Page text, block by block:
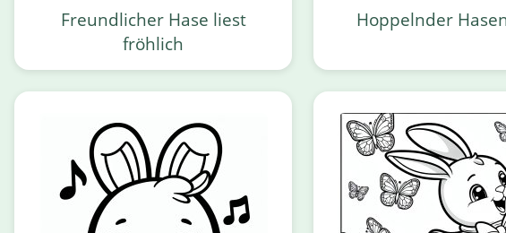
Freundlicher Hase liest
fröhlich
Hoppelnder